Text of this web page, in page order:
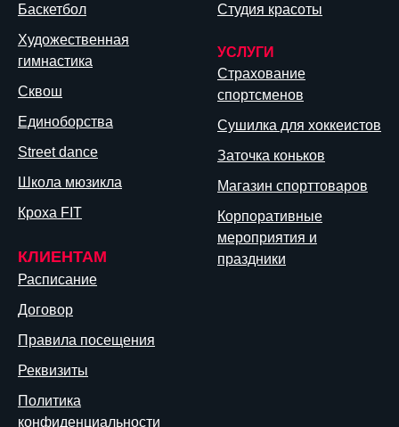
Баскетбол
Художественная
гимнастика
Сквош
Единоборства
Street dance
Школа мюзикла
Кроха FIT
КЛИЕНТАМ
Расписание
Договор
Правила посещения
Реквизиты
Политика
конфиденциальности
Студия красоты
УСЛУГИ
Страхование
спортсменов
Сушилка для хоккеистов
Заточка коньков
Магазин спорттоваров
Корпоративные
мероприятия и
праздники